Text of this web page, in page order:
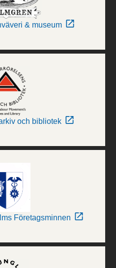
& museum
och bibliotek
Företagsminnen